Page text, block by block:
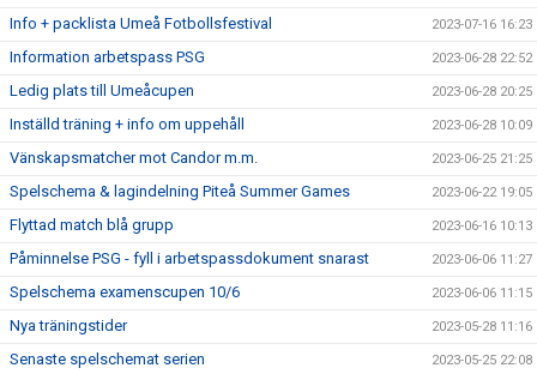
Info + packlista Umeå Fotbollsfestival 2023-07-16 16:23
Information arbetspass PSG 2023-06-28 22:52
Ledig plats till Umeåcupen 2023-06-28 20:25
Inställd träning + info om uppehåll 2023-06-28 10:09
Vänskapsmatcher mot Candor m.m. 2023-06-25 21:25
Spelschema & lagindelning Piteå Summer Games 2023-06-22 19:05
Flyttad match blå grupp 2023-06-16 10:13
Påminnelse PSG - fyll i arbetspassdokument snarast 2023-06-06 11:27
Spelschema examenscupen 10/6 2023-06-06 11:15
Nya träningstider 2023-05-28 11:16
Senaste spelschemat serien 2023-05-25 22:08